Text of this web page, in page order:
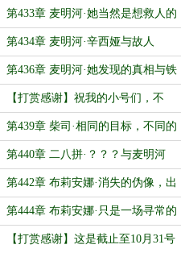
第433章 麦明河·她当然是想救人的
第434章 麦明河·辛西娅与故人
第436章 麦明河·她发现的真相与铁
打的好运
【打赏感谢】祝我的小号们，不
是，姥姥们，周末快乐
第439章 柴司·相同的目标，不同的
人
第440章 二八拼·？？？与麦明河
第442章 布莉安娜·消失的伪像，出
现的人
第444章 布莉安娜·只是一场寻常的
恋爱
【打赏感谢】这是截止至10月31号